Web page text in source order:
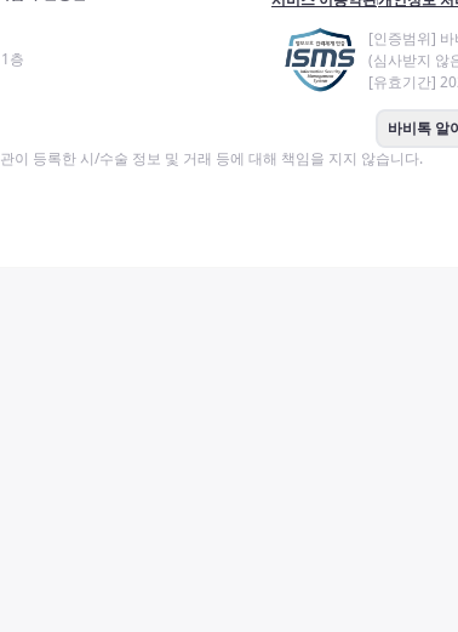
층
[인증범위] 바
(심사받지 않
[유효기간]
바비톡 알
이 등록한 시/수술 정보 및 거래 등에 대해 책임을 지지 않습니다.